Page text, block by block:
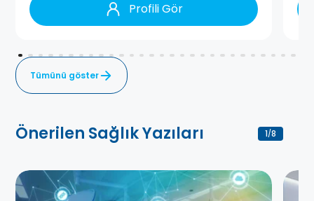
Profili Gör
Tümünü göster
Önerilen Sağlık Yazıları 1/8